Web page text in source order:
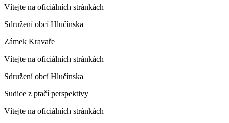
Vítejte na oficiálních stránkách
Sdružení obcí Hlučínska
Zámek Kravaře
Vítejte na oficiálních stránkách
Sdružení obcí Hlučínska
Sudice z ptačí perspektivy
Vítejte na oficiálních stránkách